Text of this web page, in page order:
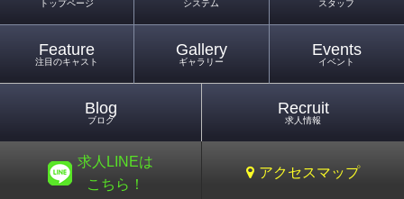
トップページ システム スタッフ
Feature
注目のキャスト
Gallery
ギャラリー
Events
イベント
Blog
ブログ
Recruit
求人情報
求人LINEは
こちら！
アクセスマップ